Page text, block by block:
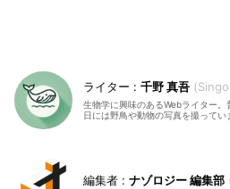
千野 真吾
生物学に興味のあるWebライター
日には野鳥や動物の写真を撮ってい
ナゾロジー 編集部